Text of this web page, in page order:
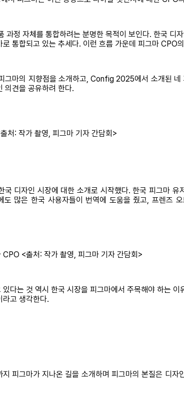
정 자체를 통합하려는 분명한 목적이 보인다. 한국 디
통합되고 있는 추세다. 이런 흐름 가운데 피그마 CPO
마의 지향점을 소개하고, Config 2025에서 소개된
의견을 공유하려 한다.
처: 작가 촬영, 피그마 기자 간담회>
디자인 시장에 대한 소개로 시작했다. 한국 피그마
많은 한국 사용자들이 번역에 도움을 줬고, 프렌
<출처: 작가 촬영, 피그마 기자 간담회>
다는 것 역시 한국 시장을 피그마에서 주목해야 하는
라고 생각한다.
그마가 지나온 길을 소개하며 피그마의 본질은 디자